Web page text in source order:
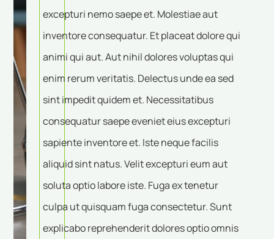
excepturi nemo saepe et. Molestiae aut
inventore consequatur. Et placeat dolore qui
animi qui aut. Aut nihil dolores voluptas qui
enim rerum veritatis. Delectus unde ea sed
sint impedit quidem et. Necessitatibus
consequatur saepe eveniet eius excepturi
sapiente inventore et. Iste neque facilis
aliquid sint natus. Velit excepturi eum aut
soluta optio labore iste. Fuga ex tenetur
culpa ut quisquam fuga consectetur. Sunt
explicabo reprehenderit dolores optio omnis